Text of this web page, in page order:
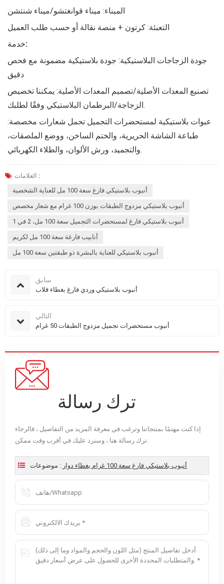
الميناء: ميناء قوانغتشو/ميناء شنتشن
التعبئة: كرتون + منصة نقالة أو حسب طلب العميل
خدمة:
جودة الزجاجات البلاستيكية: جودة بلاستيكية مضمونة مع فحص
دقيق
تصنيع المعدات الأصلية/تصميم المعدات الأصلية: يمكننا تخصيص
الزجاجة/البرطمان البلاستيكي وفقًا لطلبك.
عبوات بلاستيكية لمستحضرات التجميل تحمل شعارات مخصصة:
طباعة الشاشة الحريرية، والختم الساخن، ووضع الملصقات،
والتجميد، ورش الألوان، والطلاء الكهربائي.
العلامات :
أنبوب بلاستيكي فارغ سعة 100 مل للعناية الشخصية
أنبوب بلاستيكي مزدوج الطبقات بوزن 100 غرام مع شعار مخصص
أنبوب بلاستيكي فارغ لمستحضرات التجميل سعة 100 مل، 2 في 1
أنابيب فارغة سعة 100 مل لكريم
أنبوب بلاستيكي للعناية بالبشرة ذو طبقتين سعة 100 مل
سابق
أنبوب بلاستيكي وردي فارغ بغطاء قلاب
التالي
أنبوب مستحضرات تجميل مزدوج الطبقات 50 غرام
ترك رسالة
إذا كنت مهتمًا بمنتجاتنا وترغب في معرفة المزيد من التفاصيل ، فالرجاء
ترك رسالة هنا ، وسنرد عليك في أقرب وقت ممكن.
موضوعات : أنبوب بلاستيكي فارغ سعة 100 غرام بغطاء دوار